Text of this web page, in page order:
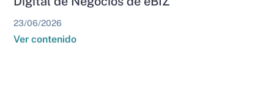
23/06/2026
Ver contenido